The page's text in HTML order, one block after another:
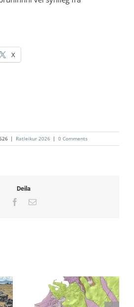
X
| Ratleikur 2026 | 0 Comments
Deila
Facebook
Email
Þema leiksins er: